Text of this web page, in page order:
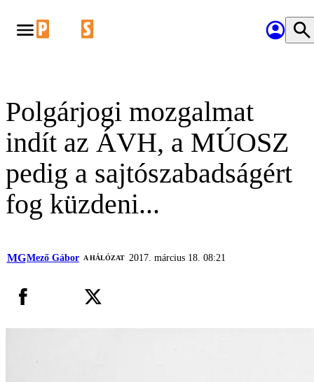
Polgárjogi mozgalmat
indít az ÁVH, a MÚOSZ
pedig a sajtószabadságért
fog küzdeni...
MGMező Gábor A HÁLÓZAT 2017. március 18. 08:21